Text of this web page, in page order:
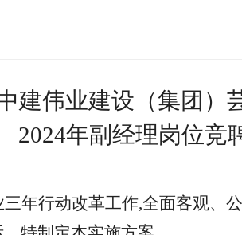
建伟业建设（集团）
2024年副经理岗位竞
年行动改革工作,全面客观、